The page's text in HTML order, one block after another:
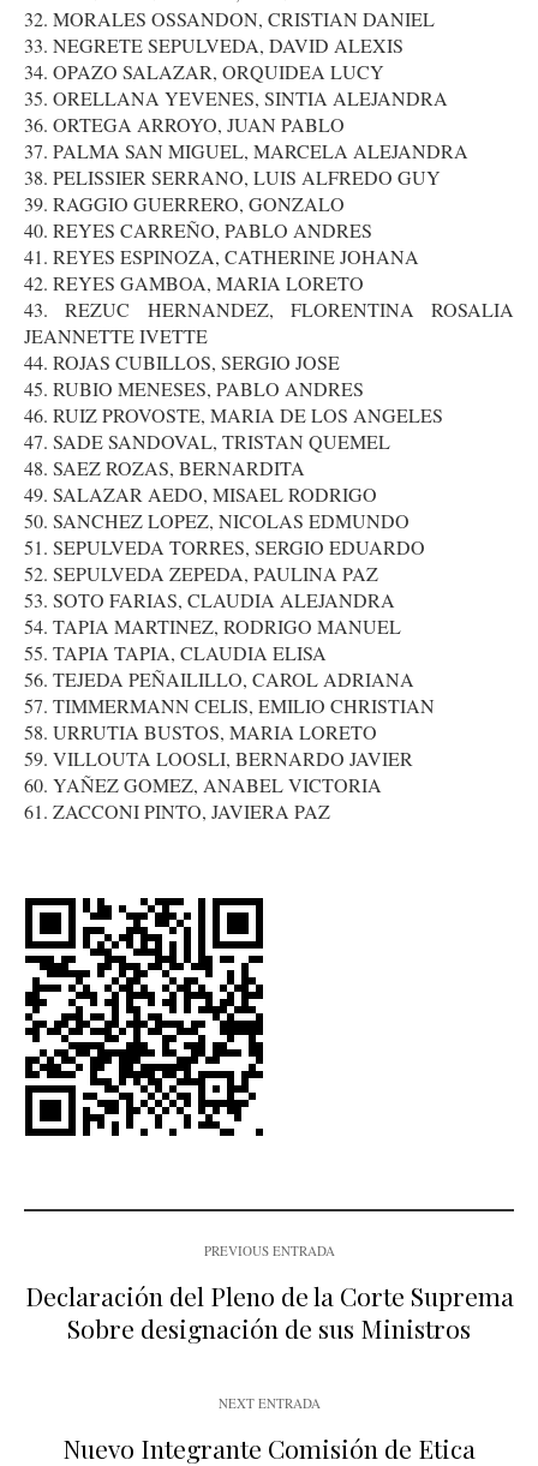
32. MORALES OSSANDON, CRISTIAN DANIEL
33. NEGRETE SEPULVEDA, DAVID ALEXIS
34. OPAZO SALAZAR, ORQUIDEA LUCY
35. ORELLANA YEVENES, SINTIA ALEJANDRA
36. ORTEGA ARROYO, JUAN PABLO
37. PALMA SAN MIGUEL, MARCELA ALEJANDRA
38. PELISSIER SERRANO, LUIS ALFREDO GUY
39. RAGGIO GUERRERO, GONZALO
40. REYES CARREÑO, PABLO ANDRES
41. REYES ESPINOZA, CATHERINE JOHANA
42. REYES GAMBOA, MARIA LORETO
43. REZUC HERNANDEZ, FLORENTINA ROSALIA
JEANNETTE IVETTE
44. ROJAS CUBILLOS, SERGIO JOSE
45. RUBIO MENESES, PABLO ANDRES
46. RUIZ PROVOSTE, MARIA DE LOS ANGELES
47. SADE SANDOVAL, TRISTAN QUEMEL
48. SAEZ ROZAS, BERNARDITA
49. SALAZAR AEDO, MISAEL RODRIGO
50. SANCHEZ LOPEZ, NICOLAS EDMUNDO
51. SEPULVEDA TORRES, SERGIO EDUARDO
52. SEPULVEDA ZEPEDA, PAULINA PAZ
53. SOTO FARIAS, CLAUDIA ALEJANDRA
54. TAPIA MARTINEZ, RODRIGO MANUEL
55. TAPIA TAPIA, CLAUDIA ELISA
56. TEJEDA PEÑAILILLO, CAROL ADRIANA
57. TIMMERMANN CELIS, EMILIO CHRISTIAN
58. URRUTIA BUSTOS, MARIA LORETO
59. VILLOUTA LOOSLI, BERNARDO JAVIER
60. YAÑEZ GOMEZ, ANABEL VICTORIA
61. ZACCONI PINTO, JAVIERA PAZ
PREVIOUS ENTRADA
Declaración del Pleno de la Corte Suprema
Sobre designación de sus Ministros
NEXT ENTRADA
Nuevo Integrante Comisión de Etica